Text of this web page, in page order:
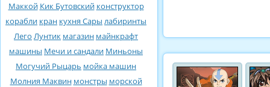
Маккой Кик Бутовский конструктор
корабли кран кухня Сары лабиринты
Лего Лунтик магазин майнкрафт
машины Мечи и сандали Миньоны
Могучий Рыцарь мойка машин
Молния Маквин монстры морской